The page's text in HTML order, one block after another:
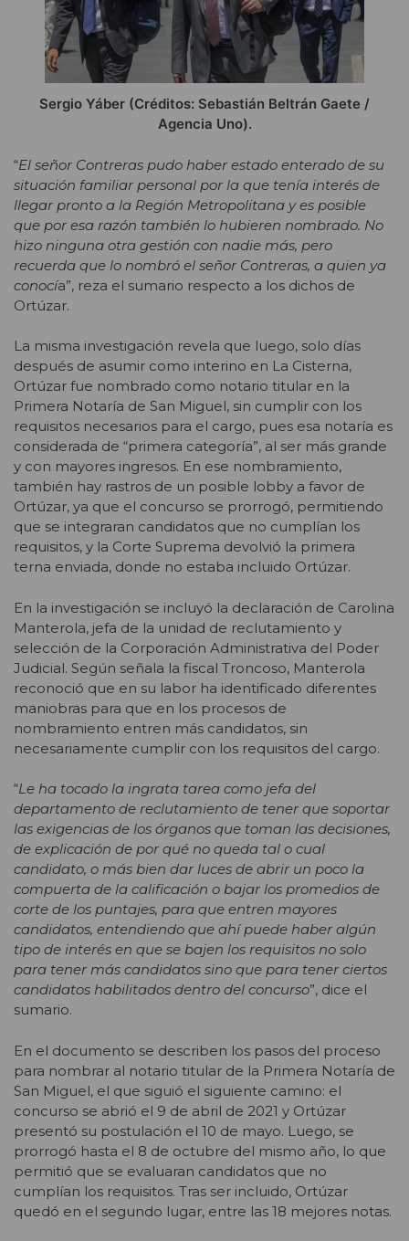
Sergio Yáber (Créditos: Sebastián Beltrán Gaete /
Agencia Uno).
“El señor Contreras pudo haber estado enterado de su
situación familiar personal por la que tenía interés de
llegar pronto a la Región Metropolitana y es posible
que por esa razón también lo hubieren nombrado. No
hizo ninguna otra gestión con nadie más, pero
recuerda que lo nombró el señor Contreras, a quien ya
conocía”, reza el sumario respecto a los dichos de
Ortúzar.
La misma investigación revela que luego, solo días
después de asumir como interino en La Cisterna,
Ortúzar fue nombrado como notario titular en la
Primera Notaría de San Miguel, sin cumplir con los
requisitos necesarios para el cargo, pues esa notaría es
considerada de “primera categoría”, al ser más grande
y con mayores ingresos. En ese nombramiento,
también hay rastros de un posible lobby a favor de
Ortúzar, ya que el concurso se prorrogó, permitiendo
que se integraran candidatos que no cumplían los
requisitos, y la Corte Suprema devolvió la primera
terna enviada, donde no estaba incluido Ortúzar.
En la investigación se incluyó la declaración de Carolina
Manterola, jefa de la unidad de reclutamiento y
selección de la Corporación Administrativa del Poder
Judicial. Según señala la fiscal Troncoso, Manterola
reconoció que en su labor ha identificado diferentes
maniobras para que en los procesos de
nombramiento entren más candidatos, sin
necesariamente cumplir con los requisitos del cargo.
“Le ha tocado la ingrata tarea como jefa del
departamento de reclutamiento de tener que soportar
las exigencias de los órganos que toman las decisiones,
de explicación de por qué no queda tal o cual
candidato, o más bien dar luces de abrir un poco la
compuerta de la calificación o bajar los promedios de
corte de los puntajes, para que entren mayores
candidatos, entendiendo que ahí puede haber algún
tipo de interés en que se bajen los requisitos no solo
para tener más candidatos sino que para tener ciertos
candidatos habilitados dentro del concurso”, dice el
sumario.
En el documento se describen los pasos del proceso
para nombrar al notario titular de la Primera Notaría de
San Miguel, el que siguió el siguiente camino: el
concurso se abrió el 9 de abril de 2021 y Ortúzar
presentó su postulación el 10 de mayo. Luego, se
prorrogó hasta el 8 de octubre del mismo año, lo que
permitió que se evaluaran candidatos que no
cumplían los requisitos. Tras ser incluido, Ortúzar
quedó en el segundo lugar, entre las 18 mejores notas.